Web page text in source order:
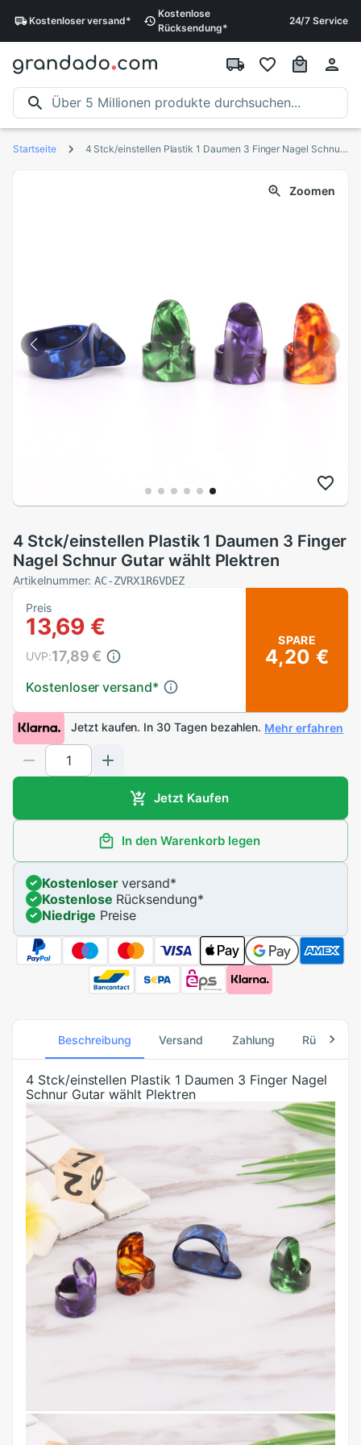
Kostenloserversand*
Kostenlose
Rücksendung*
24/7 Service
Startseite 4 Stck/einstellen Plastik 1 Daumen 3 Finger Nagel Schnur Gutar wählt Plektren
Zoomen
4 Stck/einstellen Plastik 1 Daumen 3 Finger
Nagel Schnur Gutar wählt Plektren
Artikelnummer:AC-ZVRX1R6VDEZ
Preis
13,69 €
Kostenloser versand*
UVP:17,89 €
SPARE
4,20 €
Jetzt kaufen. In 30 Tagen bezahlen. Mehr erfahren
Jetzt Kaufen
In den Warenkorb legen
Kostenloserversand*
Kostenlose Rücksendung*
Niedrige Preise
Beschreibung Versand Zahlung
4 Stck/einstellen Plastik 1 Daumen 3 Finger Nagel
Schnur Gutar wählt Plektren